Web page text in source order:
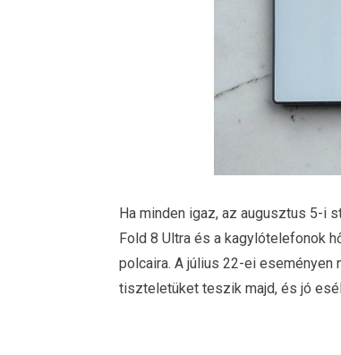
Ha minden igaz, az augusztus 5-i
Fold 8 Ultra és a kagylótelefonok
polcaira. A július 22-ei eseményen
tiszteletüket teszik majd, és jó